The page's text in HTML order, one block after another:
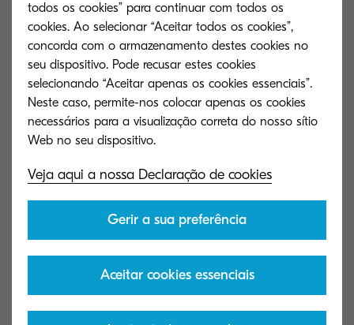
possível aceder a sites maliciosos e descarregar e
executar ficheiros maliciosos, o que pode levar à
aquisição de informações internas em
dispositivos móveis.
Contra-medidas
As aplicações mais recentes (versão 3.2.0.230227)
podem ser instaladas a partir do "Google Play".
Produtos afectados por esta
vulnerabilidade
todos os cookies” para continuar com todos os
cookies. Ao selecionar “Aceitar todos os cookies”,
concorda com o armazenamento destes cookies no
seu dispositivo. Pode recusar estes cookies
selecionando “Aceitar apenas os cookies essenciais”.
Neste caso, permite-nos colocar apenas os cookies
necessários para a visualização correta do nosso sítio
Veja aqui a nossa Declaração de cookies
Gerir a sua preferência
Aceitar cookies essenciais